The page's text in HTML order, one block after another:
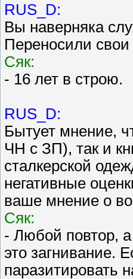
RUS_D:
Вы наверняка
Переносили
Сяк:
- 16 лет в строю.
RUS_D:
Бытует мнение,
ЧН с ЗП), так и
сталкерской
негативные
ваше мнение о
Сяк:
- Любой повтор,
это загнивание.
паразитировать